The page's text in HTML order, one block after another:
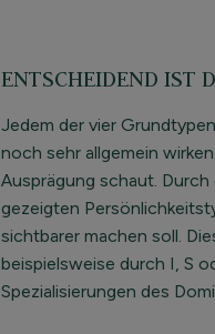
ENTSCHEIDEND IST
Jedem der vier
noch sehr allgemein
Ausprägung schaut.
gezeigten
sichtbarer machen soll.
beispielsweise durch I, S
Spezialisierungen des